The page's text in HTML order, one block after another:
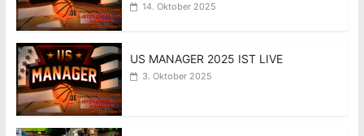
14. Oktober 2025
US MANAGER 2025 IST LIVE
3. Oktober 2025